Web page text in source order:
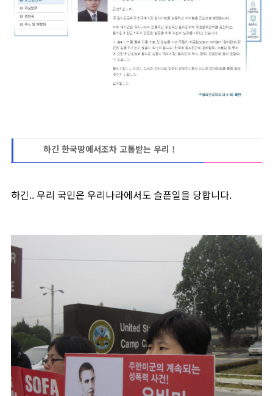
하긴 한국땅에서조차 고통받는 우리 !
하긴.. 우리 국민은 우리나라에서도 슬픈일을 당합니다.